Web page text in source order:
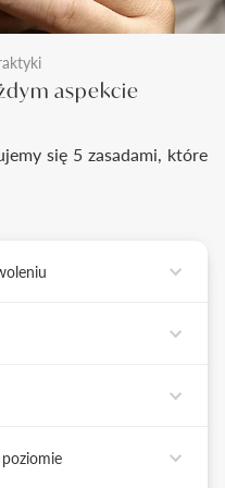
aspekcie
się 5 zasadami, które
i doświadczenie,
i
obecnością na rynku.
najnowszych